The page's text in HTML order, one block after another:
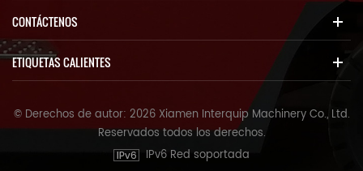
CONTÁCTENOS
ETIQUETAS CALIENTES
© Derechos de autor: 2026 Xiamen Interquip Machinery Co., Ltd.
Reservados todos los derechos.
IPv6 Red soportada